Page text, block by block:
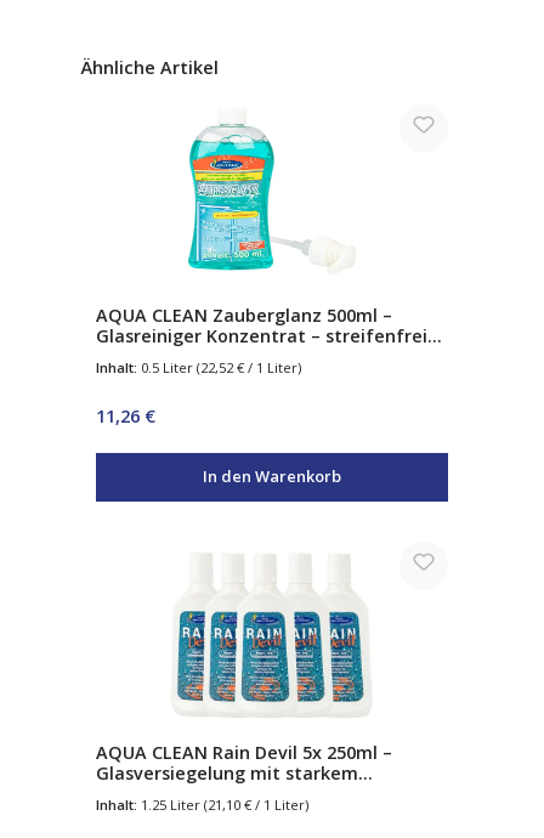
Produktgalerie überspringen
Ähnliche Artikel
AQUA CLEAN Zauberglanz 500ml –
Glasreiniger Konzentrat – streifenfreier
Pumpaufsatz
Inhalt: 0.5 Liter (22,52 € / 1 Liter)
Regulärer Preis:
11,26 €
In den Warenkorb
AQUA CLEAN Rain Devil 5x 250ml –
Glasversiegelung mit starkem
Inhalt: 1.25 Liter (21,10 € / 1 Liter)